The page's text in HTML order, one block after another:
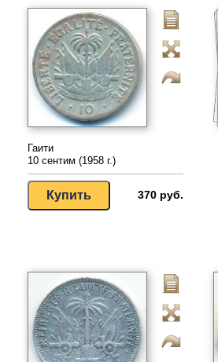
Гаити
10 сентим (1958 г.)
370 руб.